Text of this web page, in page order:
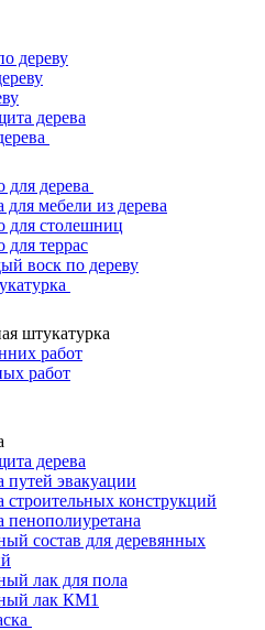
дереву
дерева
для дерева
для мебели из дерева
для столешниц
для террас
воск по дереву
штукатурка
работ
работ
дерева
путей эвакуации
строительных конструкций
пенополиуретана
состав для деревянных
лак для пола
лак КМ1